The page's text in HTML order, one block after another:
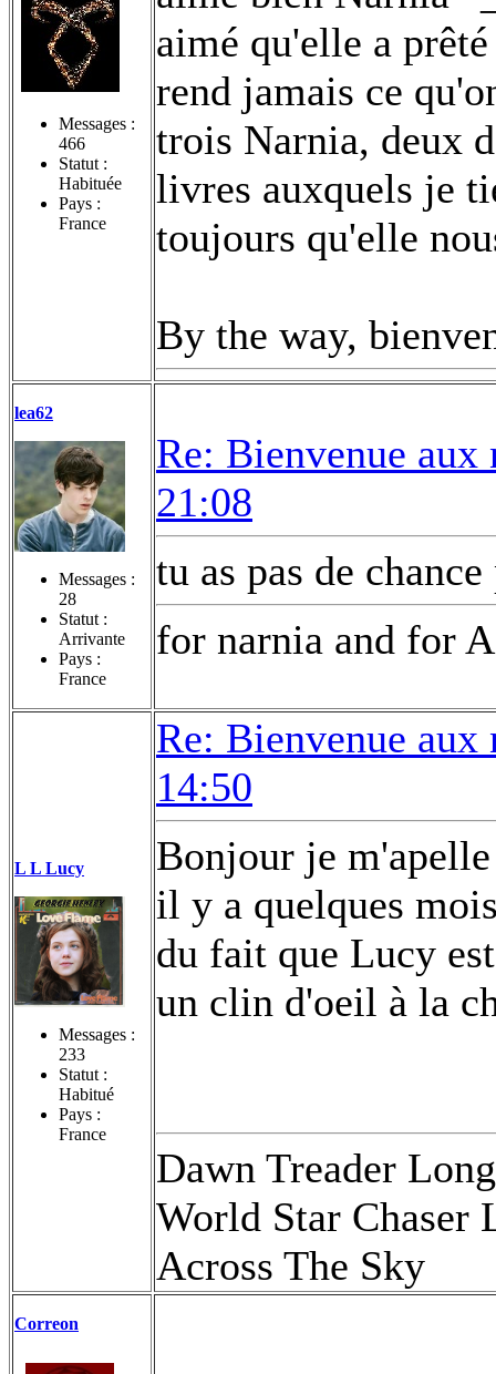
Messages :
466
Statut :
Habituée
Pays :
France
aimé qu'elle a
rend jamais ce
trois Narnia, deux
livres auxquels je
toujours qu'elle
By the way,
lea62
Messages :
28
Statut :
Arrivante
Pays :
France
Re: Bienvenue
21:08
tu as pas de
for narnia and for
L L Lucy
Messages :
233
Statut :
Habitué
Pays :
France
Re: Bienvenue
14:50
Bonjour je
il y a quelques
du fait que Lucy
un clin d'oeil à la
Dawn Treader
World Star Chaser
Across The Sky
Correon